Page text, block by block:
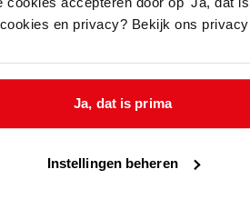
en privacy? Bekijk ons
Ja, dat is prima
Instellingen beheren